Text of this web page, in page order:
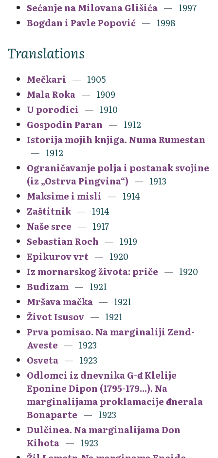
Sećanje na Milovana Glišića
1997
Bogdan i Pavle Popović
1998
Translations
Mečkari
1905
Mala Roka
1909
U porodici
1910
Gospodin Paran
1912
Istorija mojih knjiga. Numa Rumestan
1912
Ograničavanje polja i postanak svojine
(iz „Ostrva Pingvina“)
1913
Maksime i misli
1914
Zaštitnik
1914
Naše srce
1917
Sebastian Roch
1919
Epikurov vrt
1920
Iz mornarskog života: priče
1920
Budizam
1921
Mršava mačka
1921
Život Isusov
1921
Prva pomisao. Na marginaliji Zend-
Aveste
1923
Osveta
1923
Odlomci iz dnevnika G-đe Klelije
Eponine Dipon (1795-179...). Na
marginalijama proklamacije đenerala
Bonaparte
1923
Dulčinea. Na marginalijama Don
Kihota
1923